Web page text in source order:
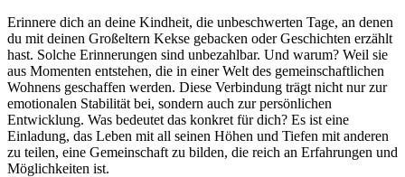
Erinnere dich an deine Kindheit, die unbeschwerten Tage, an denen
du mit deinen Großeltern Kekse gebacken oder Geschichten erzählt
hast. Solche Erinnerungen sind unbezahlbar. Und warum? Weil sie
aus Momenten entstehen, die in einer Welt des gemeinschaftlichen
Wohnens geschaffen werden. Diese Verbindung trägt nicht nur zur
emotionalen Stabilität bei, sondern auch zur persönlichen
Entwicklung. Was bedeutet das konkret für dich? Es ist eine
Einladung, das Leben mit all seinen Höhen und Tiefen mit anderen
zu teilen, eine Gemeinschaft zu bilden, die reich an Erfahrungen und
Möglichkeiten ist.